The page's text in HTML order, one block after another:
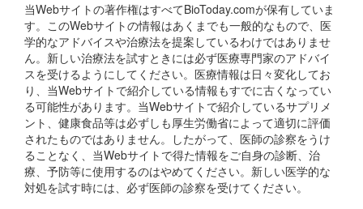
当Webサイトの著作権はすべてBioToday.comが保有していま
す。このWebサイトの情報はあくまでも一般的なもので、医
学的なアドバイスや治療法を提案しているわけではありませ
ん。新しい治療法を試すときには必ず医療専門家のアドバイ
スを受けるようにしてください。医療情報は日々変化してお
り、当Webサイトで紹介している情報もすでに古くなってい
る可能性があります。当Webサイトで紹介しているサプリメ
ント、健康食品等は必ずしも厚生労働省によって適切に評価
されたものではありません。したがって、医師の診察をうけ
ることなく、当Webサイトで得た情報をご自身の診断、治
療、予防等に使用するのはやめてください。新しい医学的な
対処を試す時には、必ず医師の診察を受けてください。